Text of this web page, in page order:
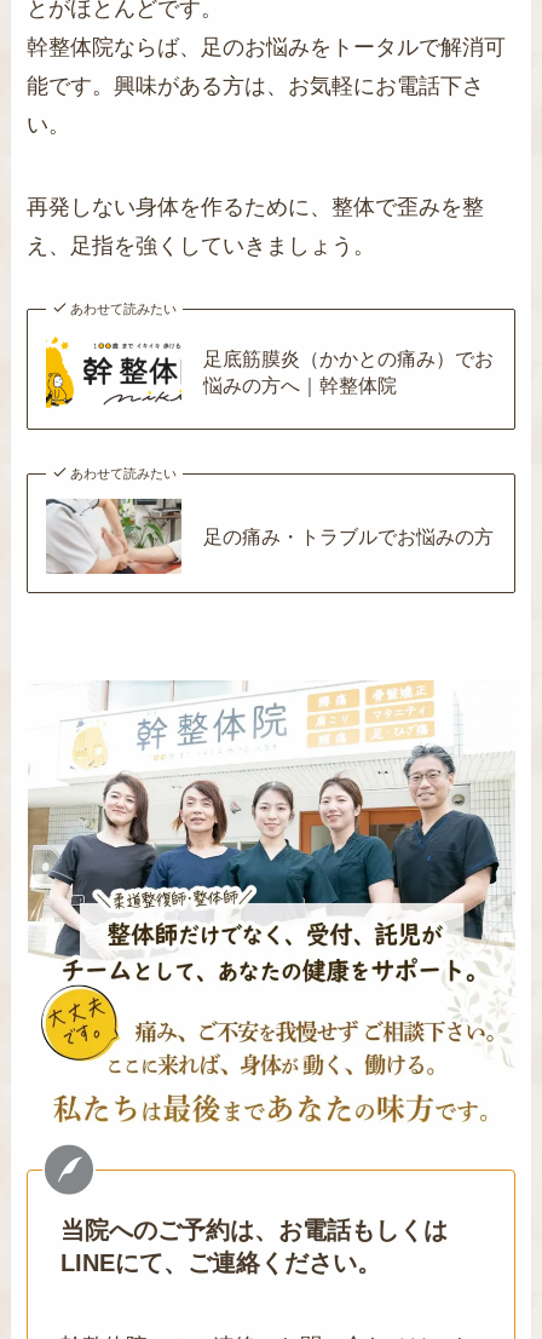
とがほとんどです。
幹整体院ならば、足のお悩みをトータルで解消可
能です。興味がある方は、お気軽にお電話下さ
い。
再発しない身体を作るために、整体で歪みを整
え、足指を強くしていきましょう。
あわせて読みたい
足底筋膜炎（かかとの痛み）でお
悩みの方へ｜幹整体院
あわせて読みたい
足の痛み・トラブルでお悩みの方
当院へのご予約は、お電話もしくは
LINEにて、ご連絡ください。